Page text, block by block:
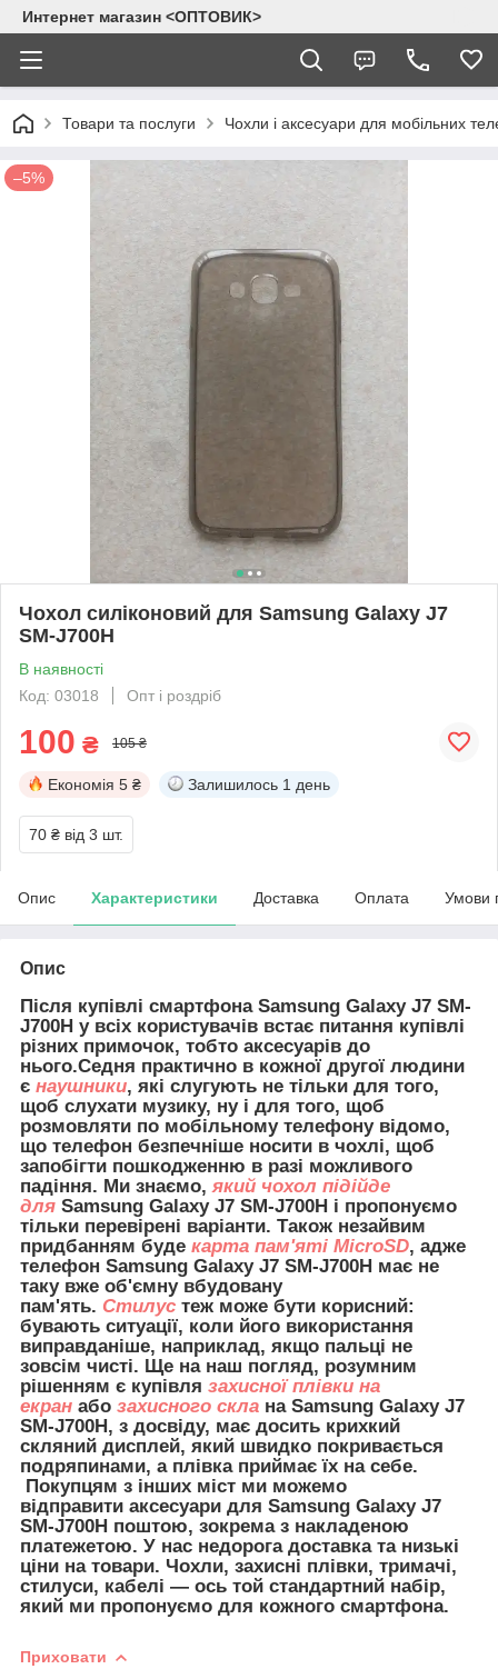
Интернет магазин <ОПТОВИК>
Товари та послуги Чохли і аксесуари для мобільних
–5%
Чохол силіконовий для Samsung Galaxy J7
SM-J700H
В наявності
Код: 03018
Опт і роздріб
100 ₴ 105 ₴
Економія 5 ₴ Залишилось 1 день
70 ₴ від 3 шт.
Опис Характеристики Доставка Оплата Умови
Опис
Після купівлі смартфона Samsung Galaxy J7 SM-
J700H у всіх користувачів встає питання купівлі
різних примочок, тобто аксесуарів до
нього.Седня практично в кожної другої людини
є наушники, які слугують не тільки для того,
щоб слухати музику, ну і для того, щоб
розмовляти по мобільному телефону відомо,
що телефон безпечніше носити в чохлі, щоб
запобігти пошкодженню в разі можливого
падіння. Ми знаємо, який чохол підійде
для Samsung Galaxy J7 SM-J700H і пропонуємо
тільки перевірені варіанти. Також незайвим
придбанням буде карта пам'яті MicroSD, адже
телефон Samsung Galaxy J7 SM-J700H має не
таку вже об'ємну вбудовану
пам'ять. Стилус теж може бути корисний:
бувають ситуації, коли його використання
виправданіше, наприклад, якщо пальці не
зовсім чисті. Ще на наш погляд, розумним
рішенням є купівля захисної плівки на
екран або захисного скла на Samsung Galaxy J7
SM-J700H, з досвіду, має досить крихкий
скляний дисплей, який швидко покривається
подряпинами, а плівка приймає їх на себе.
Покупцям з інших міст ми можемо
відправити аксесуари для Samsung Galaxy J7
SM-J700H поштою, зокрема з накладеною
платежетою. У нас недорога доставка та низькі
ціни на товари. Чохли, захисні плівки, тримачі,
стилуси, кабелі — ось той стандартний набір,
який ми пропонуємо для кожного смартфона.
Приховати